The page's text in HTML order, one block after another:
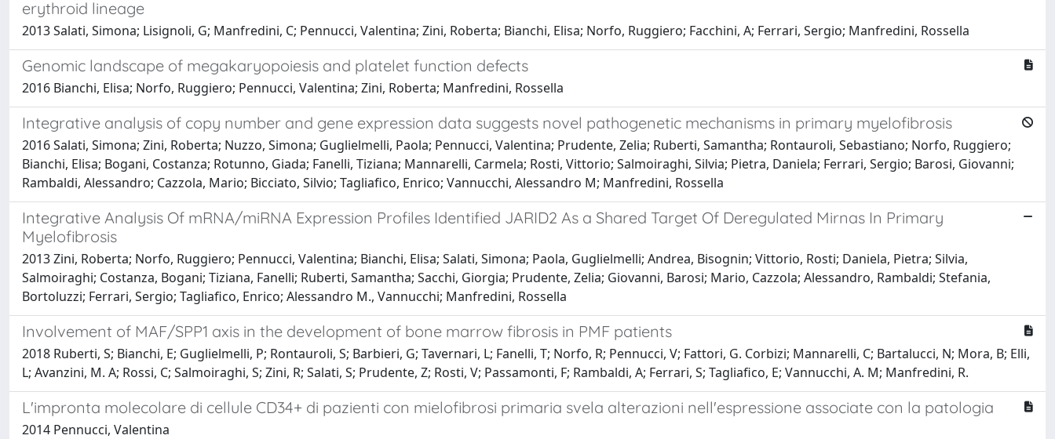
erythroid lineage
2013 Salati, Simona; Lisignoli, G; Manfredini, C; Pennucci, Valentina; Zini, Roberta; Bianchi, Elisa; Norfo, Ruggiero; Facchini, A; Ferrari, Sergio; Manfredini, Rossella
Genomic landscape of megakaryopoiesis and platelet function defects
2016 Bianchi, Elisa; Norfo, Ruggiero; Pennucci, Valentina; Zini, Roberta; Manfredini, Rossella
Integrative analysis of copy number and gene expression data suggests novel pathogenetic mechanisms in primary myelofibrosis
2016 Salati, Simona; Zini, Roberta; Nuzzo, Simona; Guglielmelli, Paola; Pennucci, Valentina; Prudente, Zelia; Ruberti, Samantha; Rontauroli, Sebastiano; Norfo, Ruggiero;
Bianchi, Elisa; Bogani, Costanza; Rotunno, Giada; Fanelli, Tiziana; Mannarelli, Carmela; Rosti, Vittorio; Salmoiraghi, Silvia; Pietra, Daniela; Ferrari, Sergio; Barosi, Giovanni;
Rambaldi, Alessandro; Cazzola, Mario; Bicciato, Silvio; Tagliafico, Enrico; Vannucchi, Alessandro M; Manfredini, Rossella
Integrative Analysis Of mRNA/miRNA Expression Profiles Identified JARID2 As a Shared Target Of Deregulated Mirnas In Primary
Myelofibrosis
2013 Zini, Roberta; Norfo, Ruggiero; Pennucci, Valentina; Bianchi, Elisa; Salati, Simona; Paola, Guglielmelli; Andrea, Bisognin; Vittorio, Rosti; Daniela, Pietra; Silvia,
Salmoiraghi; Costanza, Bogani; Tiziana, Fanelli; Ruberti, Samantha; Sacchi, Giorgia; Prudente, Zelia; Giovanni, Barosi; Mario, Cazzola; Alessandro, Rambaldi; Stefania,
Bortoluzzi; Ferrari, Sergio; Tagliafico, Enrico; Alessandro M., Vannucchi; Manfredini, Rossella
Involvement of MAF/SPP1 axis in the development of bone marrow fibrosis in PMF patients
2018 Ruberti, S; Bianchi, E; Guglielmelli, P; Rontauroli, S; Barbieri, G; Tavernari, L; Fanelli, T; Norfo, R; Pennucci, V; Fattori, G. Corbizi; Mannarelli, C; Bartalucci, N; Mora, B; Elli,
L; Avanzini, M. A; Rossi, C; Salmoiraghi, S; Zini, R; Salati, S; Prudente, Z; Rosti, V; Passamonti, F; Rambaldi, A; Ferrari, S; Tagliafico, E; Vannucchi, A. M; Manfredini, R.
L'impronta molecolare di cellule CD34+ di pazienti con mielofibrosi primaria svela alterazioni nell'espressione associate con la patologia
2014 Pennucci, Valentina